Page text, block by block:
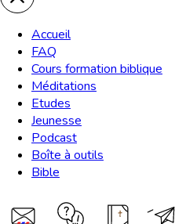
Accueil
FAQ
Cours formation biblique
Méditations
Etudes
Jeunesse
Podcast
Boîte à outils
Bible